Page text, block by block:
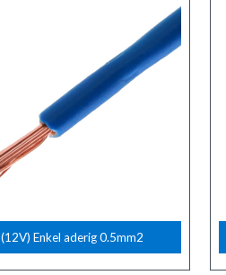
(12V) Enkel aderig 0.5mm2